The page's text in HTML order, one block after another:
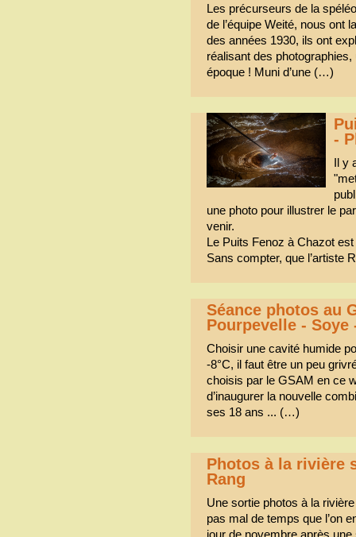
Les précurseurs de la
de l’équipe Weité, nous ont
des années 1930, ils ont
réalisant des
époque ! Muni d’une (…)
-
Il y
une photo pour illustrer le
venir.
Le Puits Fenoz à Chazot
Sans compter, que l’artiste
Séance photos au
Pourpevelle - Soye
Choisir une cavité humide
-8°C, il faut être un peu
choisis par le GSAM en ce
d’inaugurer la nouvelle
ses 18 ans ... (…)
Photos à la rivière
Rang
Une sortie photos à la
pas mal de temps que l’on
jour de novembre après